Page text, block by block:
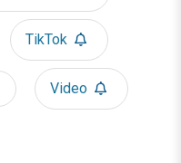
TikTok
Video